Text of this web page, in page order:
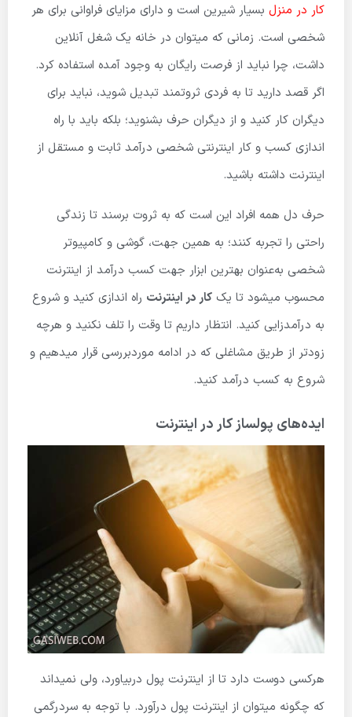
کار در منزل بسیار شیرین است و دارای مزایای فراوانی برای هر
شخصی است. زمانی که میتوان در خانه یک شغل آنلاین
داشت، چرا نباید از فرصت رایگان به وجود آمده استفاده کرد.
اگر قصد دارید تا به فردی ثروتمند تبدیل شوید، نباید برای
دیگران کار کنید و از دیگران حرف بشنوید؛ بلکه باید با راه
اندازی کسب و کار اینترنتی شخصی درآمد ثابت و مستقل از
اینترنت داشته باشید.
حرف دل همه افراد این است که به ثروت برسند تا زندگی
راحتی را تجربه کنند؛ به همین جهت، گوشی و کامپیوتر
شخصی به‌عنوان بهترین ابزار جهت کسب درآمد از اینترنت
محسوب میشود تا یک کار در اینترنت راه اندازی کنید و شروع
به درآمدزایی کنید. انتظار داریم تا وقت را تلف نکنید و هرچه
زودتر از طریق مشاغلی که در ادامه موردبررسی قرار میدهیم و
شروع به کسب درآمد کنید.
ایده‌های پولساز کار در اینترنت
هرکسی دوست دارد تا از اینترنت پول دربیاورد، ولی نمیداند
که چگونه میتوان از اینترنت پول درآورد. با توجه به سردرگمی